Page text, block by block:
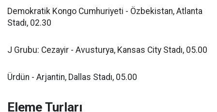
Demokratik Kongo Cumhuriyeti - Özbekistan, Atlanta
Stadı, 02.30
J Grubu: Cezayir - Avusturya, Kansas City Stadı, 05.00
Ürdün - Arjantin, Dallas Stadı, 05.00
Eleme Turları